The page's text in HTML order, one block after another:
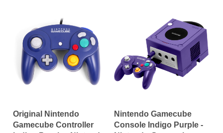
Original Nintendo
Gamecube Controller
Nintendo Gamecube
Console Indigo Purple -